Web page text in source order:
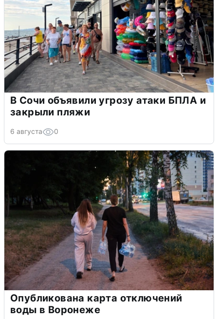
В Сочи объявили угрозу атаки БПЛА и
закрыли пляжи
6 августа 0
Опубликована карта отключений
воды в Воронеже